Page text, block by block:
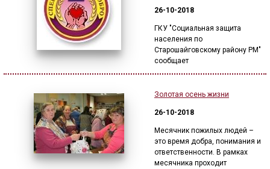
26-10-2018
ГКУ "Социальная защита
населения по
Старошайговскому району РМ"
сообщает
Золотая осень жизни
26-10-2018
Месячник пожилых людей –
это время добра, понимания и
ответственности. В рамках
месячника проходит